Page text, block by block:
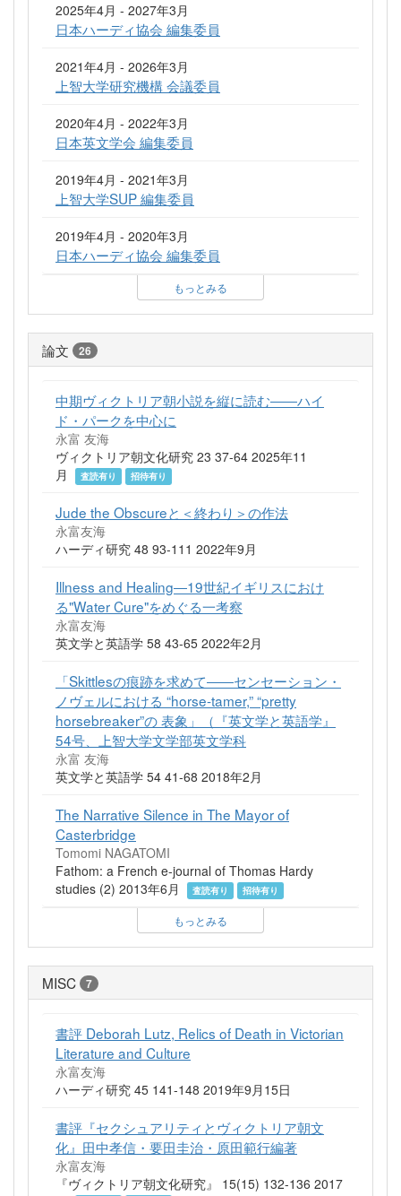
2025年4月 - 2027年3月
日本ハーディ協会 編集委員
2021年4月 - 2026年3月
上智大学研究機構 会議委員
2020年4月 - 2022年3月
日本英文学会 編集委員
2019年4月 - 2021年3月
上智大学SUP 編集委員
2019年4月 - 2020年3月
日本ハーディ協会 編集委員
もっとみる
論文 26
中期ヴィクトリア朝小説を縦に読む――ハイ
ド・パークを中心に
永富 友海
ヴィクトリア朝文化研究 23 37-64 2025年11
月
査読有り 招待有り
Jude the Obscureと＜終わり＞の作法
永富友海
ハーディ研究 48 93-111 2022年9月
Illness and Healing―19世紀イギリスにおけ
る"Water Cure"をめぐる一考察
永富友海
英文学と英語学 58 43-65 2022年2月
「Skittlesの痕跡を求めて――センセーション・
ノヴェルにおける “horse-tamer,” “pretty
horsebreaker”の 表象」（『英文学と英語学』
54号、上智大学文学部英文学科
永富 友海
英文学と英語学 54 41-68 2018年2月
The Narrative Silence in The Mayor of
Casterbridge
Tomomi NAGATOMI
Fathom: a French e-journal of Thomas Hardy
studies (2) 2013年6月
査読有り 招待有り
もっとみる
MISC 7
書評 Deborah Lutz, Relics of Death in Victorian
Literature and Culture
永富友海
ハーディ研究 45 141-148 2019年9月15日
書評『セクシュアリティとヴィクトリア朝文
化』田中孝信・要田圭治・原田範行編著
永富友海
『ヴィクトリア朝文化研究』 15(15) 132-136 2017